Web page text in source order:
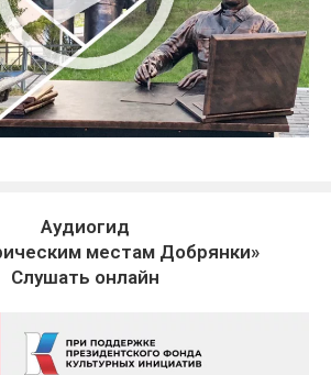
Аудиогид
местам Добрянки»
Слушать онлайн